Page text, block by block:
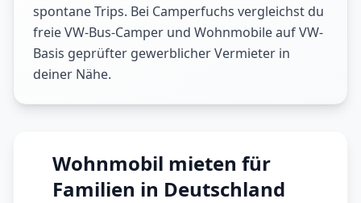
spontane Trips. Bei Camperfuchs vergleichst du
freie VW-Bus-Camper und Wohnmobile auf VW-
Basis geprüfter gewerblicher Vermieter in
deiner Nähe.
Wohnmobil mieten für
Familien in Deutschland